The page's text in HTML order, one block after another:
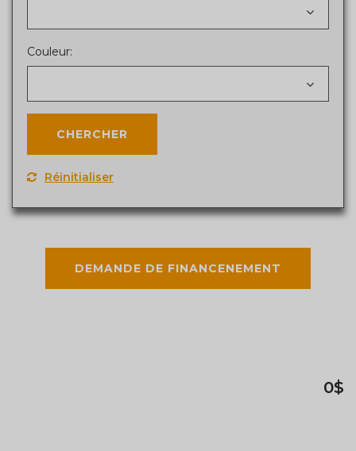
Couleur:
Réinitialiser
DEMANDE DE FINANCENEMENT
0$